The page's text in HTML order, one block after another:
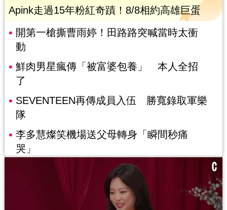
Apink走過15年粉紅奇蹟！8/8相約高雄巨蛋
開第一槍撕曹雨婷！田路路突喊當時太衝
動
鮮肉男星瘋傳「被富婆包養」 本人全招
了
SEVENTEEN再傳成員入伍 勝寬錄取軍樂
隊
李多慧燦笑機場送父母轉身「瞬間秒痛
哭」